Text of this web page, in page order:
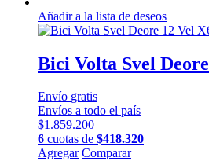
Añadir a la lista de deseos
Bici Volta Svel
Envío gratis
Envíos a todo el país
$1.859.200
6 cuotas de $418.320
Agregar Este
Comparar